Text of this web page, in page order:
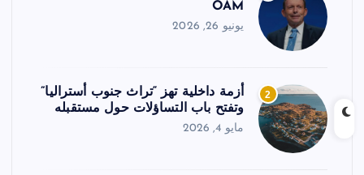
OAM
يونيو 26, 2026
2
أزمة داخلية تهز “تراث جنوب أستراليا”
وتفتح باب التساؤلات حول مستقبله
مايو 4, 2026